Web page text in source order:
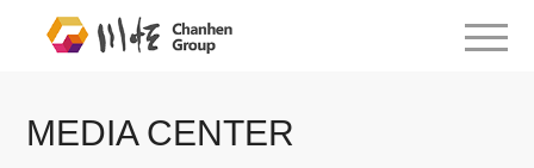
MEDIA CENTER